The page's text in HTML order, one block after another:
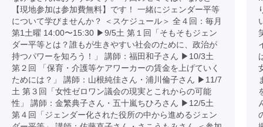
【現地参加は参加費無料】です！ 一緒にジェンダー平等
について学びませんか？ ＜スケジュール＞ 全４回：毎月
第1土曜 14:00〜15:30 ▶︎9/5土 第１回「そもそもジェン
ダー平等とは？誰もが生きやすい社会のために、政治が
持つパワーを知ろう！」 講師：福田和子さん ▶︎10/3土
第２回 「保育・介護等ケアワーカーの賃金を上げていく
ためには？」 講師：山根純佳さん・浦川倫子さん ▶︎11/7
土 第３回「女性ゼロワン議会の現実とこれからの可能
性」 講師：金繁典子さん・五十嵐ちひろさん ▶︎12/5土
第４回「ジェンダー化された役所の中から進めるジェン